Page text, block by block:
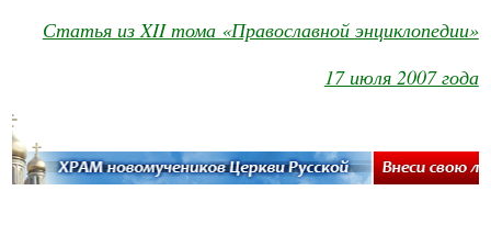
Статья из XII тома «Православной энциклопедии»
17 июля 2007 года